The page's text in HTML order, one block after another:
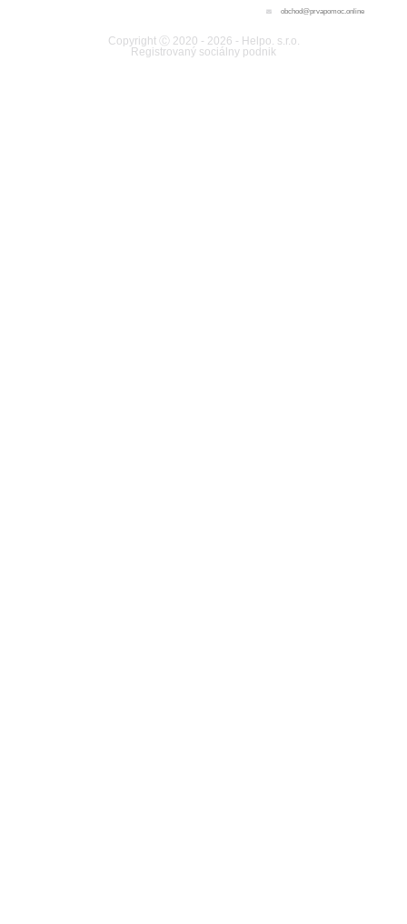
obchod@prvapomoc.online
Copyright Ⓒ 2020 - 2026 - Helpo. s.r.o.
Registrovaný sociálny podnik